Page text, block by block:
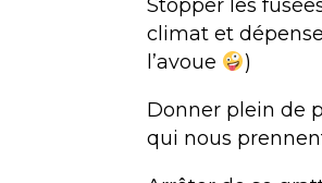
Stopper les
climat et
l’avoue
)
Donner plein de
qui nous